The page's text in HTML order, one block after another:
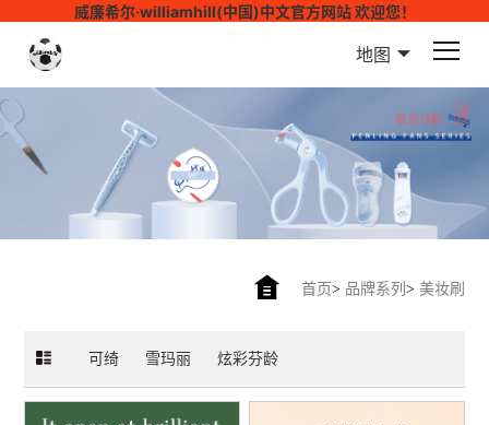
威廉希尔·williamhill(中国)中文官方网站 欢迎您！
地图
首页> 品牌系列 > 美妆刷
可绮 雪玛丽 炫彩芬龄